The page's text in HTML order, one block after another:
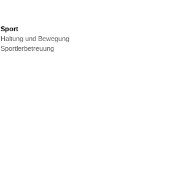
Sport
Haltung und Bewegung
Sportlerbetreuung